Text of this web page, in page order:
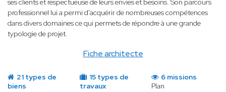
Fiche architecte
ses clients et respectueuse de leurs envies et besoins. Son parcours
professionnel lui a permi d'acquérir de nombreuses compétences
dans divers domaines ce qui permets de répondre à une grande
typologie de projet.
21 types de
biens
15 types de
travaux
6 missions
Plan